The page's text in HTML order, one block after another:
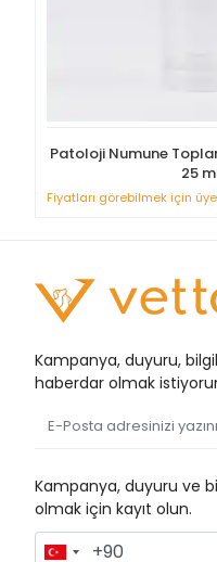
Patoloji Numune
25
Fiyatları görebilmek için üye
Kampanya, duyuru,
haberdar olmak
Kampanya, duyuru ve
olmak için kayıt olun.